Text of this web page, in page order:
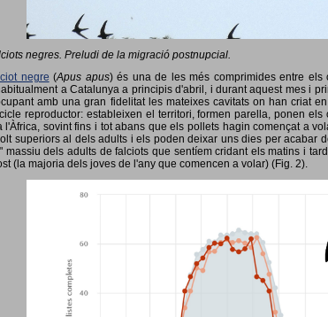
negres. Preludi de la migració postnupcial.
negre (Apus apus) és una de les més comprimides entre els
a Catalunya a principis d'abril, i durant aquest mes i
amb una gran fidelitat les mateixes cavitats on han criat
reproductor: estableixen el territori, formen parella, ponen
l'Àfrica, sovint fins i tot abans que els pollets hagin començat a
superiors al dels adults i els poden deixar uns dies per acabar
massiu dels adults de falciots que sentíem cridant els matins i
(la majoria dels joves de l'any que comencen a volar) (Fig. 2).